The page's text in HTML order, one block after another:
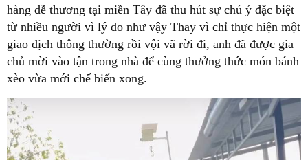
hàng dễ thương tại miền Tây đã thu hút sự chú ý đặc biệt
từ nhiều người vì lý do như vậy Thay vì chỉ thực hiện một
giao dịch thông thường rồi vội vã rời đi, anh đã được gia
chủ mời vào tận trong nhà để cùng thưởng thức món bánh
xèo vừa mới chế biến xong.